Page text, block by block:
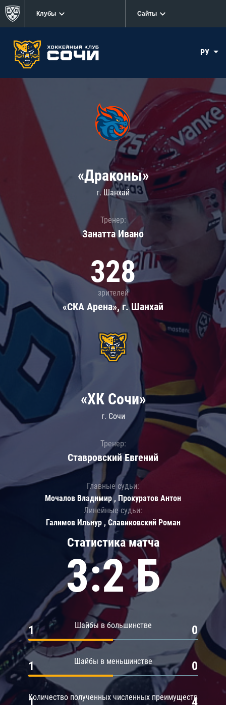
Клубы Сайты
РУ
«Драконы»
г. Шанхай
Тренер:
Занатта Иванo
328
зрителей
«СКА Арена», г. Шанхай
Статистика матча
3:2 Б
Шайбы в большинстве
1 0
Шайбы в меньшинстве
1 0
Количество полученных численных преимуществ
1 4
«ХК Сочи»
г. Сочи
Тренер:
Ставровский Евгений
Главные судьи:
Мочалов Владимир , Прокуратов Антон
Линейные судьи:
Галимов Ильнур , Славиковский Роман